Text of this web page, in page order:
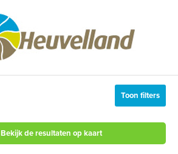
Bekijk de resultaten op kaart
Toon filters